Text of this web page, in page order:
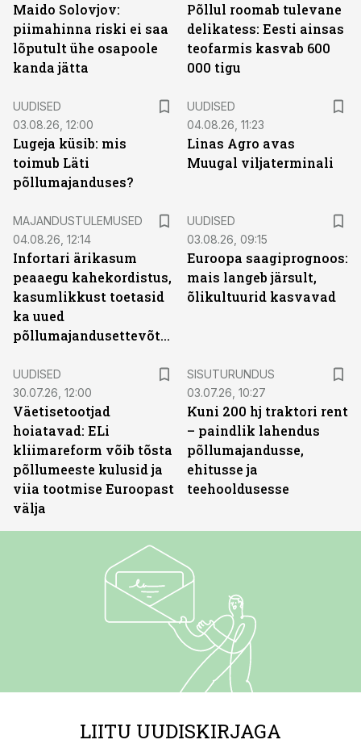
Maido Solovjov:
piimahinna riski ei saa
lõputult ühe osapoole
kanda jätta
Põllul roomab tulevane
delikatess: Eesti ainsas
teofarmis kasvab 600
000 tigu
UUDISED
03.08.26, 12:00
Lugeja küsib: mis
toimub Läti
põllumajanduses?
UUDISED
04.08.26, 11:23
Linas Agro avas
Muugal viljaterminali
MAJANDUSTULEMUSED
04.08.26, 12:14
Infortari ärikasum
peaaegu kahekordistus,
kasumlikkust toetasid
ka uued
põllumajandusettevõtted
UUDISED
03.08.26, 09:15
Euroopa saagiprognoos:
mais langeb järsult,
õlikultuurid kasvavad
UUDISED
30.07.26, 12:00
Väetisetootjad
hoiatavad: ELi
kliimareform võib tõsta
põllumeeste kulusid ja
viia tootmise Euroopast
välja
SISUTURUNDUS
03.07.26, 10:27
Kuni 200 hj traktori rent
– paindlik lahendus
põllumajandusse,
ehitusse ja
teehooldusesse
LIITU UUDISKIRJAGA